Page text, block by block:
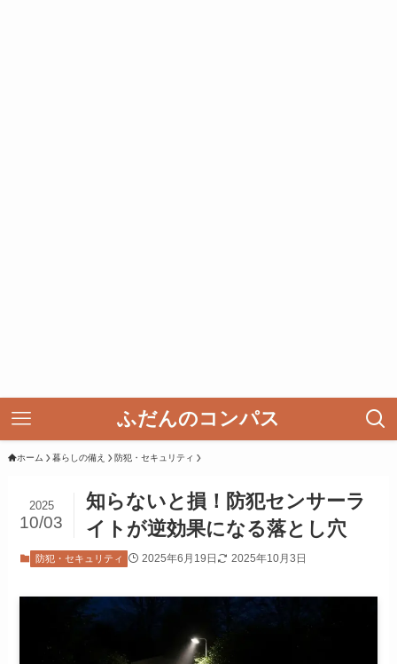
ふだんのコンパス
ホーム 暮らしの備え 防犯・セキュリティ
知らないと損！防犯センサーラ
イトが逆効果になる落とし穴
2025
10/03
防犯・セキュリティ 2025年6月19日 2025年10月3日